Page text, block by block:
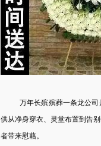
万年长殡殡葬一条龙公司
供从净身穿衣 、灵堂布置到告
者带来慰藉。